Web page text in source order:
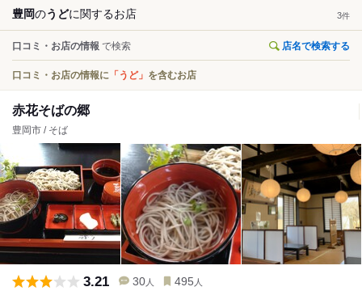
豊岡のうどに関するお店 3件
口コミ・お店の情報 で検索 店名で検索する
口コミ・お店の情報に 「うど」 を含むお店
赤花そばの郷
豊岡市 / そば
3.21 30 人 495 人